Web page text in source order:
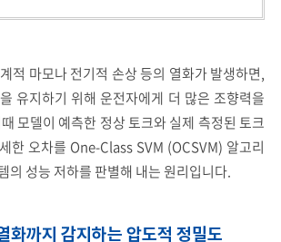
적 마모나 전기적 손상 등의 열화가 발생하면,
유지하기 위해 운전자에게 더 많은 조향력을
모델이 예측한 정상 토크와 실제 측정된 토크
한 오차를 One-Class SVM (OCSVM) 알고리
의 성능 저하를 판별해 내는 원리입니다.
화까지 감지하는 압도적 정밀도